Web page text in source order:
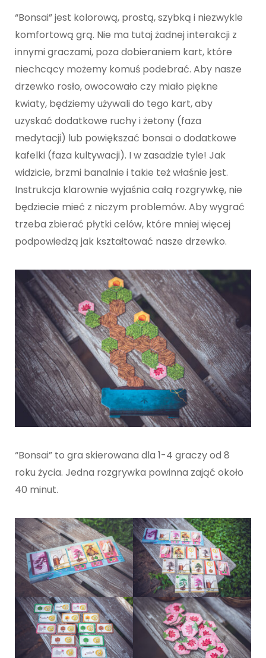
“Bonsai” jest kolorową, prostą, szybką i niezwykle
komfortową grą. Nie ma tutaj żadnej interakcji z
innymi graczami, poza dobieraniem kart, które
niechcący możemy komuś podebrać. Aby nasze
drzewko rosło, owocowało czy miało piękne
kwiaty, będziemy używali do tego kart, aby
uzyskać dodatkowe ruchy i żetony (faza
medytacji) lub powiększać bonsai o dodatkowe
kafelki (faza kultywacji). I w zasadzie tyle! Jak
widzicie, brzmi banalnie i takie też właśnie jest.
Instrukcja klarownie wyjaśnia całą rozgrywkę, nie
będziecie mieć z niczym problemów. Aby wygrać
trzeba zbierać płytki celów, które mniej więcej
podpowiedzą jak kształtować nasze drzewko.
“Bonsai” to gra skierowana dla 1-4 graczy od 8
roku życia. Jedna rozgrywka powinna zająć około
40 minut.